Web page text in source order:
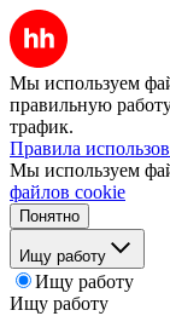
Мы используем
правильную
трафик.
Правила
Мы используем
файлов cookie
Понятно
Ищу работу
Ищу работу
Ищу работу